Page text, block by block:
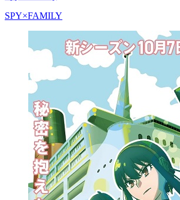
SPY×FAMILY